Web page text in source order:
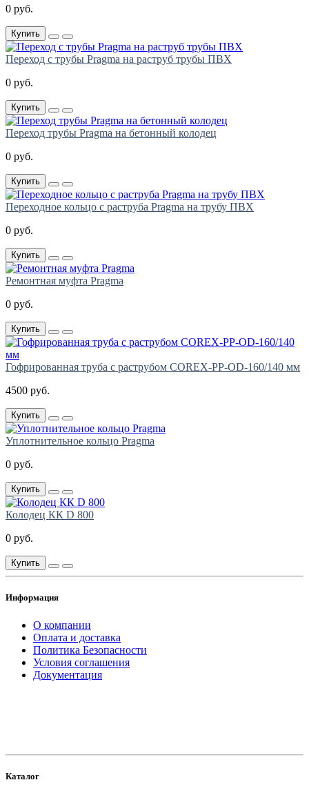
0 руб.
Купить
Переход с трубы Pragma на раструб трубы ПВХ
0 руб.
Купить
Переход трубы Pragma на бетонный колодец
0 руб.
Купить
Переходное кольцо с раструба Pragma на трубу ПВХ
0 руб.
Купить
Ремонтная муфта Pragma
0 руб.
Купить
Гофрированная труба с раструбом COREX-PP-OD-160/140 мм
4500 руб.
Купить
Уплотнительное кольцо Pragma
0 руб.
Купить
Колодец КК D 800
0 руб.
Купить
Информация
О компании
Оплата и доставка
Политика Безопасности
Условия соглашения
Документация
Каталог